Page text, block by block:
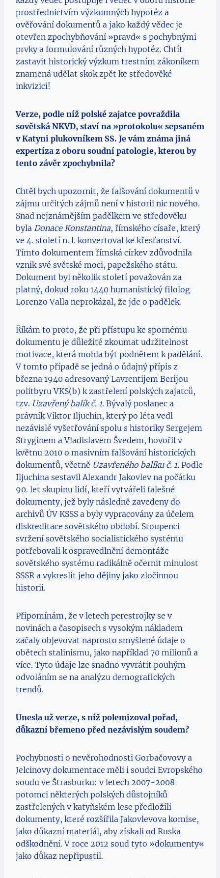
prostřednictvím výzkumných hypotéz a
ověřování dokumentů a jako každý vědec je
otevřen zpochybňování »pravd« s pochybnými
prvky a formulování různých hypotéz. Chtít
zastavit historický výzkum trestním zákoníkem
znamená udělat skok zpět ke středověké
inkvizici!
Verze, podle níž polské zajatce povraždila
sovětská NKVD, staví na »protokolu« sepsaném
v Katyni plukovníkem SS. Je vám známa jiná
expertíza z oboru soudní patologie, kterou by
tento závěr zpochybnila?
Chtěl bych upozornit, že falšování dokumentů v
zájmu určitých zájmů není v historii nic nového.
Snad nejznámějším padělkem ve středověku
byla Donace Konstantina, římského císaře, který
ve 4. století n. l. konvertoval ke křesťanství.
Tímto dokumentem římská církev zdůvodnila
vznik své světské moci, papežského státu.
Dokument byl několik století považován za
platný, dokud roku 1440 humanistický filolog
Lorenzo Valla neprokázal, že jde o padělek.
Říkám to proto, že při přístupu ke spornému
dokumentu je důležité zkoumat udržitelnost
motivace, která mohla být podnětem k padělání.
V tomto případě se jedná o údajný přípis z
března 1940 adresovaný Lavrentijem Berijou
politbyru VKS(b) k zastřelení polských zajatců,
tzv. Uzavřený balík č. 1. Bývalý poslanec a
právník Viktor Iljuchin, který po léta vedl
nezávislé vyšetřování spolu s historiky Sergejem
Stryginem a Vladislavem Švedem, hovořil v
květnu 2010 o masivním falšování historických
dokumentů, včetně Uzavřeného balíku č. 1. Podle
Iljuchina sestavil Alexandr Jakovlev na počátku
90. let skupinu lidí, kteří vytvářeli falešné
dokumenty, jež byly následně zavedeny do
archivů ÚV KSSS a byly vypracovány za účelem
diskreditace sovětského období. Stoupenci
svržení sovětského socialistického systému
potřebovali k ospravedlnění demontáže
sovětského systému radikálně očernit minulost
SSSR a vykreslit jeho dějiny jako zločinnou
historii.
Připomínám, že v letech perestrojky se v
novinách a časopisech s vysokým nákladem
začaly objevovat naprosto smyšlené údaje o
obětech stalinismu, jako například 70 milionů a
více. Tyto údaje lze snadno vyvrátit pouhým
odvoláním se na analýzu demografických
trendů.
Unesla už verze, s níž polemizoval pořad,
důkazní břemeno před nezávislým soudem?
Pochybnosti o nevěrohodnosti Gorbačovovy a
Jelcinovy dokumentace měli i soudci Evropského
soudu ve Štrasburku: v letech 2007-2008
potomci některých polských důstojníků
zastřelených v katyňském lese předložili
dokumenty, které rozšířila Jakovlevova komise,
jako důkazní materiál, aby získali od Ruska
odškodnění. V roce 2012 soud tyto »dokumenty«
jako důkaz nepřipustil.